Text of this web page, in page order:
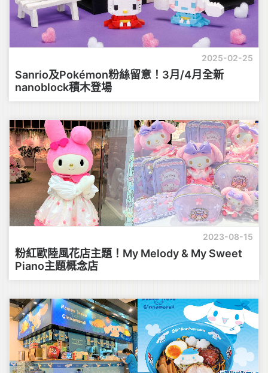
2025-02-25
Sanrio及Pokémon粉絲留意！3月/4月全新
nanoblock積木登場
2023-08-15
粉紅歐陸風花店主題！My Melody & My Sweet
Piano主題概念店